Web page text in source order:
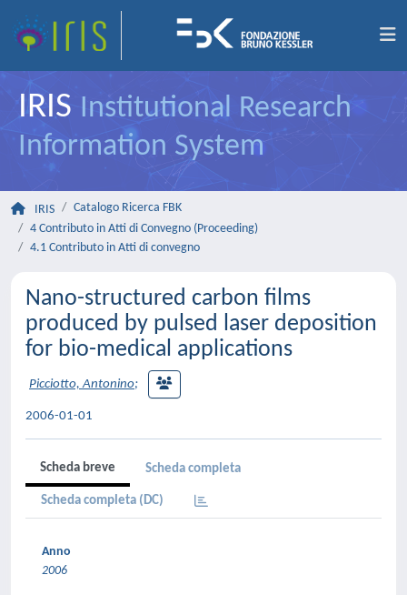
IRIS Institutional Research
Information System
IRIS
Catalogo Ricerca FBK
4 Contributo in Atti di Convegno (Proceeding)
4.1 Contributo in Atti di convegno
Nano-structured carbon films
produced by pulsed laser deposition
for bio-medical applications
Picciotto, Antonino;
2006-01-01
Scheda breve Scheda completa
Scheda completa (DC)
Anno
2006